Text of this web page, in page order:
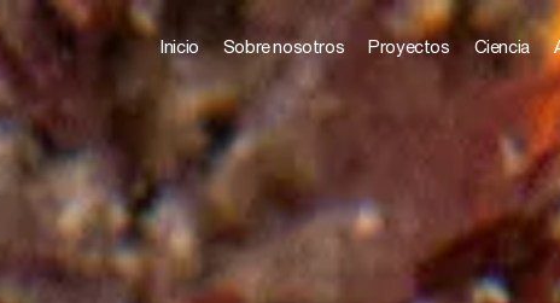
Inicio Sobre nosotros Proyectos Ciencia